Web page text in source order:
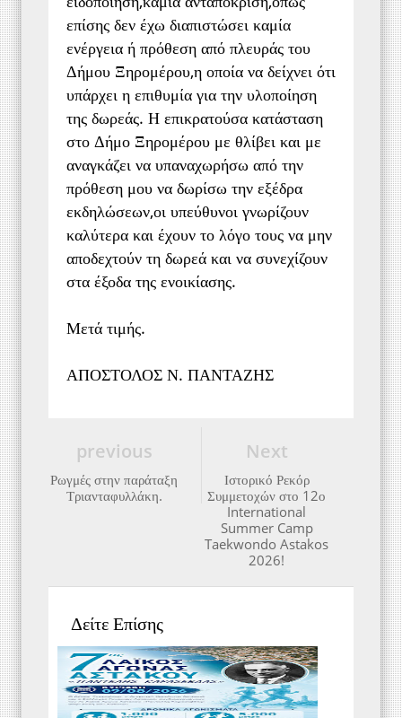
επίσης δεν έχω διαπιστώσει καμία
ενέργεια ή πρόθεση από πλευράς του
Δήμου Ξηρομέρου,η οποία να δείχνει ότι
υπάρχει η επιθυμία για την υλοποίηση
της δωρεάς. Η επικρατούσα κατάσταση
στο Δήμο Ξηρομέρου με θλίβει και με
αναγκάζει να υπαναχωρήσω από την
πρόθεση μου να δωρίσω την εξέδρα
εκδηλώσεων,οι υπεύθυνοι γνωρίζουν
καλύτερα και έχουν το λόγο τους να μην
αποδεχτούν τη δωρεά και να συνεχίζουν
στα έξοδα της ενοικίασης.
Μετά τιμής.
ΑΠΟΣΤΟΛΟΣ Ν. ΠΑΝΤΑΖΗΣ
Next
Ιστορικό Ρεκόρ
Συμμετοχών στο 12ο
International
Summer Camp
Taekwondo Astakos
2026!
previous
Ρωγμές στην παράταξη
Τριανταφυλλάκη.
Δείτε Επίσης